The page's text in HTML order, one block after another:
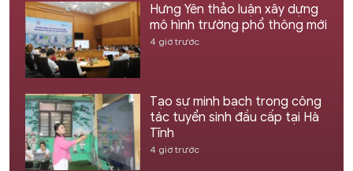
Hưng Yên thảo luận xây dựng
mô hình trường phổ thông mới
4 giờ trước
Tạo sự minh bạch trong công
tác tuyển sinh đầu cấp tại Hà
Tĩnh
4 giờ trước